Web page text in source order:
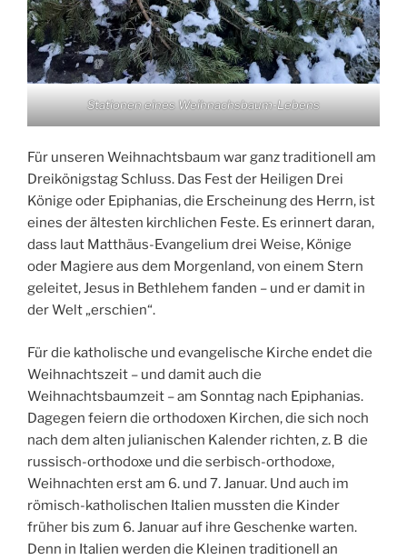
Stationen eines Weihnachsbaum-Lebens
Für unseren Weihnachtsbaum war ganz traditionell am
Dreikönigstag Schluss. Das Fest der Heiligen Drei
Könige oder Epiphanias, die Erscheinung des Herrn, ist
eines der ältesten kirchlichen Feste. Es erinnert daran,
dass laut Matthäus-Evangelium drei Weise, Könige
oder Magiere aus dem Morgenland, von einem Stern
geleitet, Jesus in Bethlehem fanden – und er damit in
der Welt „erschien“.
Für die katholische und evangelische Kirche endet die
Weihnachtszeit – und damit auch die
Weihnachtsbaumzeit – am Sonntag nach Epiphanias.
Dagegen feiern die orthodoxen Kirchen, die sich noch
nach dem alten julianischen Kalender richten, z. B die
russisch-orthodoxe und die serbisch-orthodoxe,
Weihnachten erst am 6. und 7. Januar. Und auch im
römisch-katholischen Italien mussten die Kinder
früher bis zum 6. Januar auf ihre Geschenke warten.
Denn in Italien werden die Kleinen traditionell an